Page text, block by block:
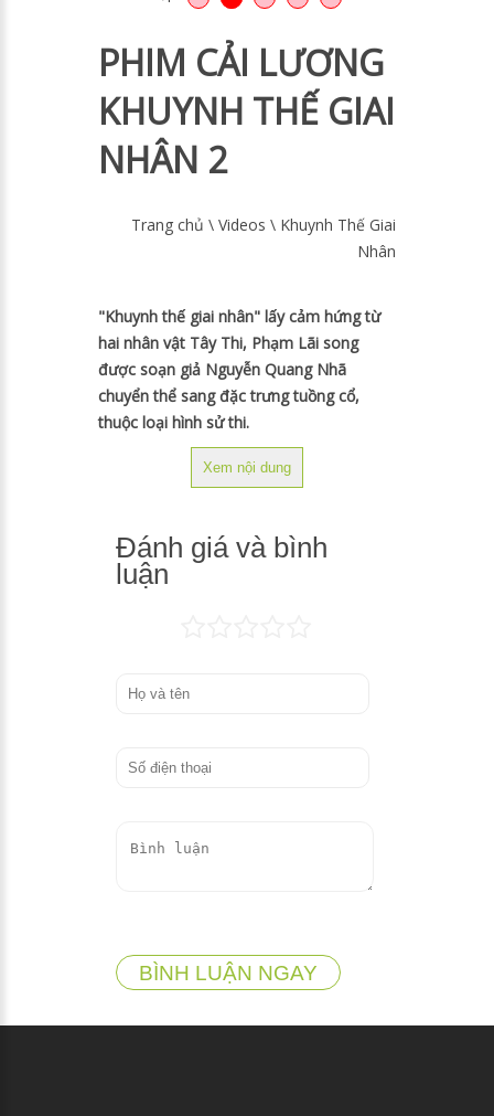
PHIM CẢI LƯƠNG
KHUYNH THẾ GIAI
NHÂN 2
Trang chủ \ Videos \ Khuynh Thế Giai
Nhân
"Khuynh thế giai nhân" lấy cảm hứng từ
hai nhân vật Tây Thi, Phạm Lãi song
được soạn giả Nguyễn Quang Nhã
chuyển thể sang đặc trưng tuồng cổ,
thuộc loại hình sử thi.
Xem nội dung
Đánh giá và bình
luận
BÌNH LUẬN NGAY